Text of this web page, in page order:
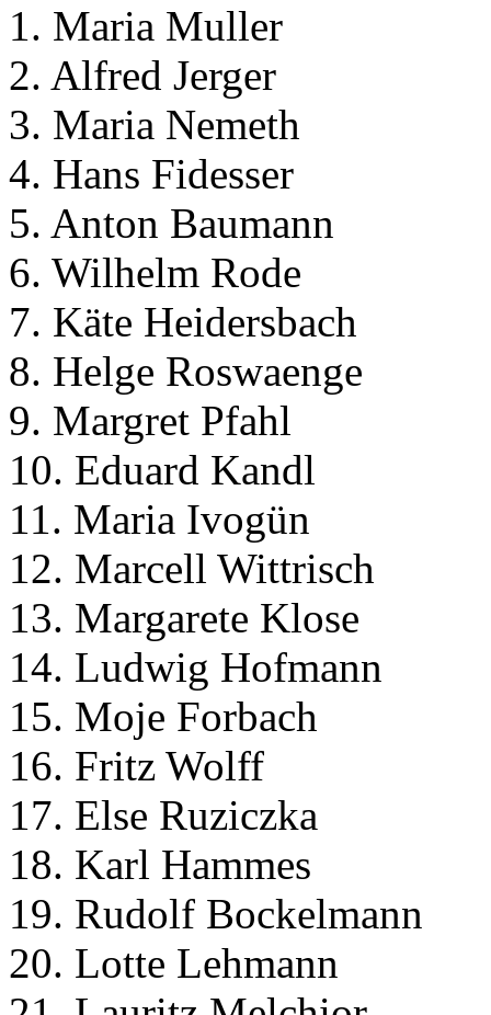
1. Maria Muller
2. Alfred Jerger
3. Maria Nemeth
4. Hans Fidesser
5. Anton Baumann
6. Wilhelm Rode
7. Käte Heidersbach
8. Helge Roswaenge
9. Margret Pfahl
10. Eduard Kandl
11. Maria Ivogün
12. Marcell Wittrisch
13. Margarete Klose
14. Ludwig Hofmann
15. Moje Forbach
16. Fritz Wolff
17. Else Ruziczka
18. Karl Hammes
19. Rudolf Bockelmann
20. Lotte Lehmann